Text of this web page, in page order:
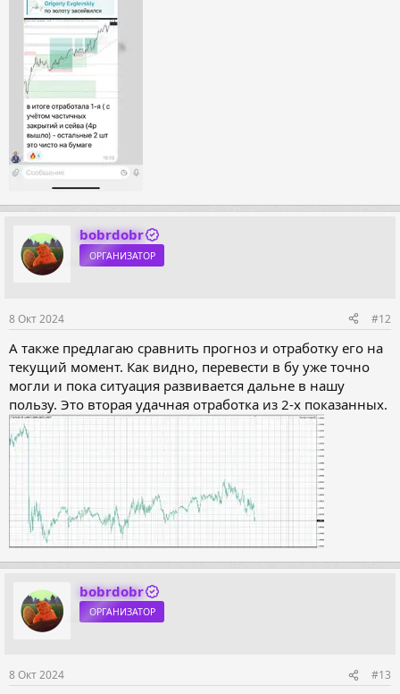
bobrdobr
ОРГАНИЗАТОР
8 Окт 2024 #12
А также предлагаю сравнить прогноз и отработку его на
текущий момент. Как видно, перевести в бу уже точно
могли и пока ситуация развивается дальне в нашу
пользу. Это вторая удачная отработка из 2-х показанных.
bobrdobr
ОРГАНИЗАТОР
8 Окт 2024 #13